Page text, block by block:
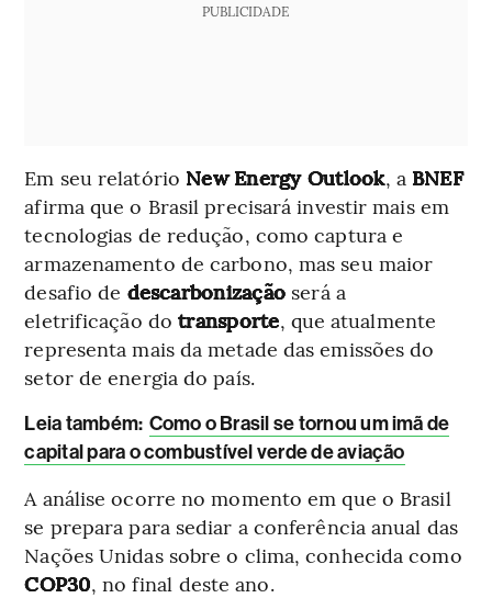
PUBLICIDADE
Em seu relatório New Energy Outlook, a BNEF
afirma que o Brasil precisará investir mais em
tecnologias de redução, como captura e
armazenamento de carbono, mas seu maior
desafio de descarbonização será a
eletrificação dotransporte, que atualmente
representa mais da metade das emissões do
setor de energia do país.
Leia também: Como o Brasil se tornou um imã de
capital para o combustível verde de aviação
A análise ocorre no momento em que o Brasil
se prepara para sediar a conferência anual das
Nações Unidas sobre o clima, conhecida como
COP30, no final deste ano.